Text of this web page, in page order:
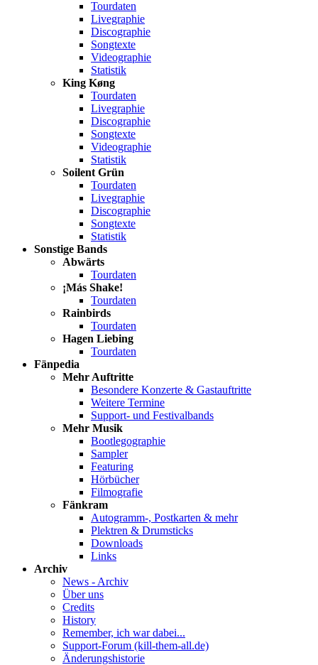
Tourdaten
Livegraphie
Discographie
Songtexte
Videographie
Statistik
King Køng
Tourdaten
Livegraphie
Discographie
Songtexte
Videographie
Statistik
Soilent Grün
Tourdaten
Livegraphie
Discographie
Songtexte
Statistik
Sonstige Bands
Abwärts
Tourdaten
¡Más Shake!
Tourdaten
Rainbirds
Tourdaten
Hagen Liebing
Tourdaten
Fänpedia
Mehr Auftritte
Besondere Konzerte & Gastauftritte
Weitere Termine
Support- und Festivalbands
Mehr Musik
Bootlegographie
Sampler
Featuring
Hörbücher
Filmografie
Fänkram
Autogramm-, Postkarten & mehr
Plektren & Drumsticks
Downloads
Links
Archiv
News - Archiv
Über uns
Credits
History
Remember, ich war dabei...
Support-Forum (kill-them-all.de)
Änderungshistorie